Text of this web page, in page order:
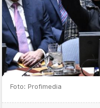
Foto: Profimedia